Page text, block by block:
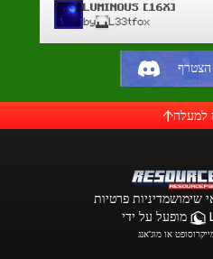
LUMINOUS [16X]
by L33tfox
הצטרף
למעלה
מדיניות פרטיותשימוש
או מוג'אנג